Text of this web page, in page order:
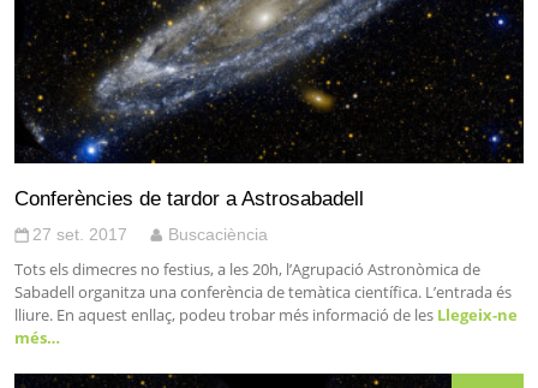
Conferències de tardor a Astrosabadell
27 set. 2017 Buscaciència
Tots els dimecres no festius, a les 20h, l’Agrupació Astronòmica de
Sabadell organitza una conferència de temàtica científica. L’entrada és
lliure. En aquest enllaç, podeu trobar més informació de les Llegeix-ne
més…